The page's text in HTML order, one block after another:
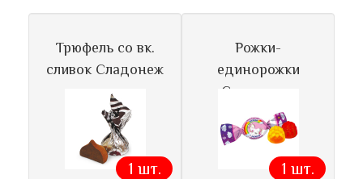
Трюфель со вк.
сливок Сладонеж
1 шт.
Рожки-
единорожки
Сладуница
1 шт.